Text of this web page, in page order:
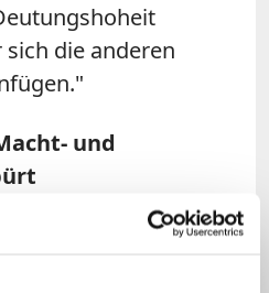
die anderen
und
Themen und